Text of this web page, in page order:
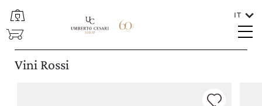
SHOP
IT
Lingue
ITALIANO
CHIUDI
Vini Rossi